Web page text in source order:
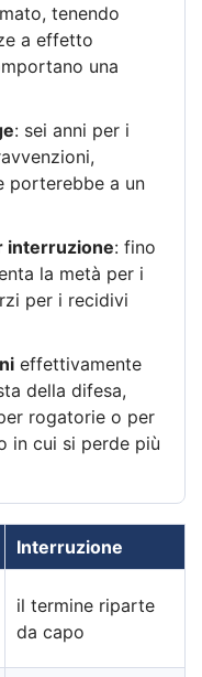
tenendo
a effetto
una
: sei anni per i
porterebbe a un
interruzione: fino
la metà per i
per i recidivi
effettivamente
della difesa,
rogatorie o per
in cui si perde più
Interruzione
il termine riparte
da capo